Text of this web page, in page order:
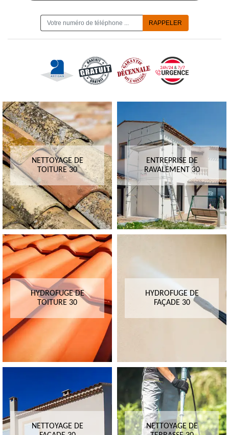
NETTOYAGE DE
TOITURE 30
ENTREPRISE DE
RAVALEMENT 30
HYDROFUGE DE
TOITURE 30
HYDROFUGE DE
FAÇADE 30
NETTOYAGE DE
NETTOYAGE DE